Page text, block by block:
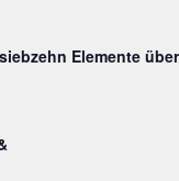
Elemente über